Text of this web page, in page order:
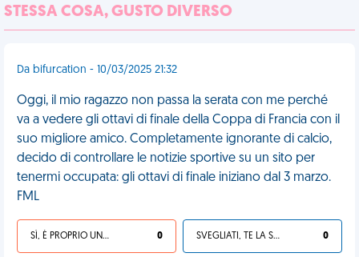
STESSA COSA, GUSTO DIVERSO
Da bifurcation - 10/03/2025 21:32
Oggi, il mio ragazzo non passa la serata con me perché
va a vedere gli ottavi di finale della Coppa di Francia con il
suo migliore amico. Completamente ignorante di calcio,
decido di controllare le notizie sportive su un sito per
tenermi occupata: gli ottavi di finale iniziano dal 3 marzo.
FML
SÌ, È PROPRIO UNA VDM! 0 SVEGLIATI, TE LA SEI CERCATA! 0